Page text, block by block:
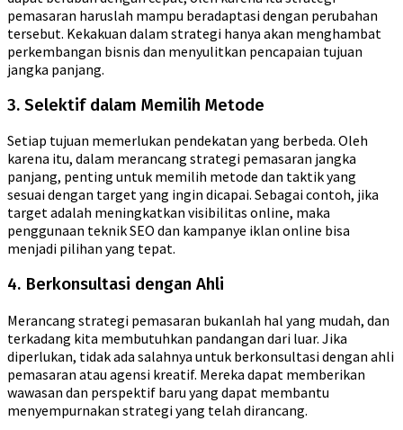
pemasaran haruslah mampu beradaptasi dengan perubahan
tersebut. Kekakuan dalam strategi hanya akan menghambat
perkembangan bisnis dan menyulitkan pencapaian tujuan
jangka panjang.
3. Selektif dalam Memilih Metode
Setiap tujuan memerlukan pendekatan yang berbeda. Oleh
karena itu, dalam merancang strategi pemasaran jangka
panjang, penting untuk memilih metode dan taktik yang
sesuai dengan target yang ingin dicapai. Sebagai contoh, jika
target adalah meningkatkan visibilitas online, maka
penggunaan teknik SEO dan kampanye iklan online bisa
menjadi pilihan yang tepat.
4. Berkonsultasi dengan Ahli
Merancang strategi pemasaran bukanlah hal yang mudah, dan
terkadang kita membutuhkan pandangan dari luar. Jika
diperlukan, tidak ada salahnya untuk berkonsultasi dengan ahli
pemasaran atau agensi kreatif. Mereka dapat memberikan
wawasan dan perspektif baru yang dapat membantu
menyempurnakan strategi yang telah dirancang.